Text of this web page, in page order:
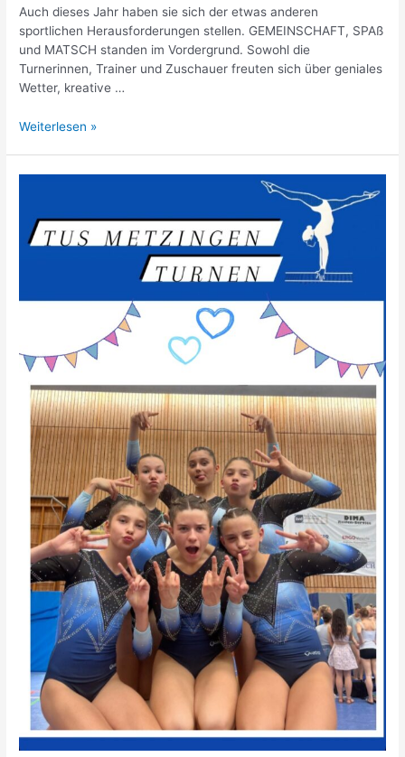
Auch dieses Jahr haben sie sich der etwas anderen
sportlichen Herausforderungen stellen. GEMEINSCHAFT, SPAß
und MATSCH standen im Vordergrund. Sowohl die
Turnerinnen, Trainer und Zuschauer freuten sich über geniales
Wetter, kreative …
TuS
am
21.09.2024
Weiterlesen »